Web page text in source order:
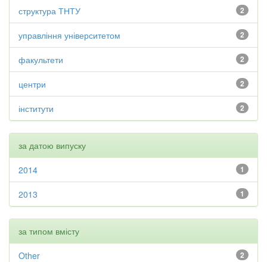
2
структура ТНТУ
2
управління університетом
2
факультети
2
центри
2
інститути
за датою випуску
1
2014
1
2013
за типом вмісту
2
Other